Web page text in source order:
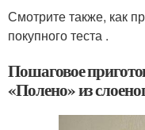
Смотрите также, как
покупного теста .
Пошаговое
«Полено» из